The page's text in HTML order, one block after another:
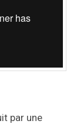
par une